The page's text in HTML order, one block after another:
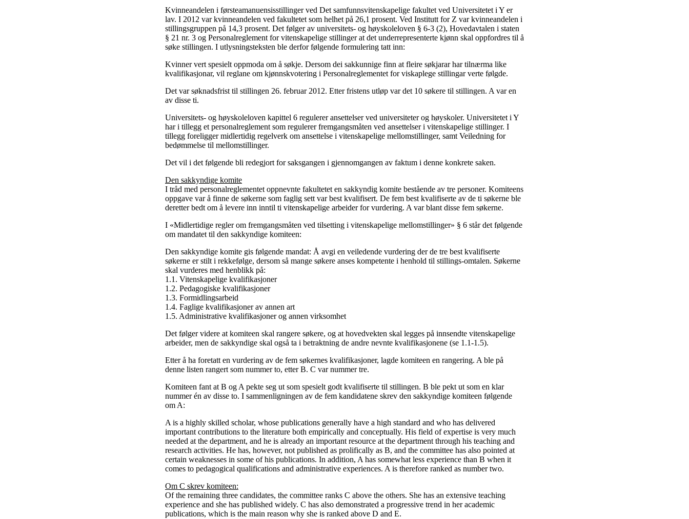
Kvinneandelen i førsteamanuensisstillinger ved Det samfunnsvitenskapelige fakultet ved Universitetet i Y er
lav. I 2012 var kvinneandelen ved fakultetet som helhet på 26,1 prosent. Ved Institutt for Z var kvinneandelen i
stillingsgruppen på 14,3 prosent. Det følger av universitets- og høyskoleloven § 6-3 (2), Hovedavtalen i staten
§ 21 nr. 3 og Personalreglement for vitenskapelige stillinger at det underrepresenterte kjønn skal oppfordres til å
søke stillingen. I utlysningsteksten ble derfor følgende formulering tatt inn:
Kvinner vert spesielt oppmoda om å søkje. Dersom dei sakkunnige finn at fleire søkjarar har tilnærma like
kvalifikasjonar, vil reglane om kjønnskvotering i Personalreglementet for viskaplege stillingar verte følgde.
Det var søknadsfrist til stillingen 26. februar 2012. Etter fristens utløp var det 10 søkere til stillingen. A var en
av disse ti.
Universitets- og høyskoleloven kapittel 6 regulerer ansettelser ved universiteter og høyskoler. Universitetet i Y
har i tillegg et personalreglement som regulerer fremgangsmåten ved ansettelser i vitenskapelige stillinger. I
tillegg foreligger midlertidig regelverk om ansettelse i vitenskapelige mellomstillinger, samt Veiledning for
bedømmelse til mellomstillinger.
Det vil i det følgende bli redegjort for saksgangen i gjennomgangen av faktum i denne konkrete saken.
Den sakkyndige komite
I tråd med personalreglementet oppnevnte fakultetet en sakkyndig komite bestående av tre personer. Komiteens
oppgave var å finne de søkerne som faglig sett var best kvalifisert. De fem best kvalifiserte av de ti søkerne ble
deretter bedt om å levere inn inntil ti vitenskapelige arbeider for vurdering. A var blant disse fem søkerne.
I «Midlertidige regler om fremgangsmåten ved tilsetting i vitenskapelige mellomstillinger» § 6 står det følgende
om mandatet til den sakkyndige komiteen:
Den sakkyndige komite gis følgende mandat: Å avgi en veiledende vurdering der de tre best kvalifiserte
søkerne er stilt i rekkefølge, dersom så mange søkere anses kompetente i henhold til stillings-omtalen. Søkerne
skal vurderes med henblikk på:
1.1. Vitenskapelige kvalifikasjoner
1.2. Pedagogiske kvalifikasjoner
1.3. Formidlingsarbeid
1.4. Faglige kvalifikasjoner av annen art
1.5. Administrative kvalifikasjoner og annen virksomhet
Det følger videre at komiteen skal rangere søkere, og at hovedvekten skal legges på innsendte vitenskapelige
arbeider, men de sakkyndige skal også ta i betraktning de andre nevnte kvalifikasjonene (se 1.1-1.5).
Etter å ha foretatt en vurdering av de fem søkernes kvalifikasjoner, lagde komiteen en rangering. A ble på
denne listen rangert som nummer to, etter B. C var nummer tre.
Komiteen fant at B og A pekte seg ut som spesielt godt kvalifiserte til stillingen. B ble pekt ut som en klar
nummer én av disse to. I sammenligningen av de fem kandidatene skrev den sakkyndige komiteen følgende
om A:
A is a highly skilled scholar, whose publications generally have a high standard and who has delivered
important contributions to the literature both empirically and conceptually. His field of expertise is very much
needed at the department, and he is already an important resource at the department through his teaching and
research activities. He has, however, not published as prolifically as B, and the committee has also pointed at
certain weaknesses in some of his publications. In addition, A has somewhat less experience than B when it
comes to pedagogical qualifications and administrative experiences. A is therefore ranked as number two.
Om C skrev komiteen:
Of the remaining three candidates, the committee ranks C above the others. She has an extensive teaching
experience and she has published widely. C has also demonstrated a progressive trend in her academic
publications, which is the main reason why she is ranked above D and E.